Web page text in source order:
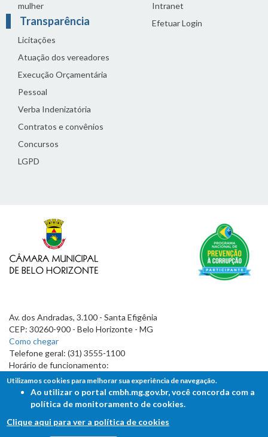
mulher
Transparência
Licitações
Atuação dos vereadores
Execução Orçamentária
Pessoal
Verba Indenizatória
Contratos e convênios
Concursos
LGPD
Intranet
Efetuar Login
Av. dos Andradas, 3.100 - Santa Efigênia
CEP: 30260-900 - Belo Horizonte - MG
Como chegar
Telefone geral: (31) 3555-1100
Horário de funcionamento:
7h às 19h
Utilizamos cookies para melhorar sua experiência de navegação.
Ao utilizar o portal cmbh.mg.gov.br, você concorda com a
política de monitoramento de cookies.
Clique aqui para ver a política de cookies